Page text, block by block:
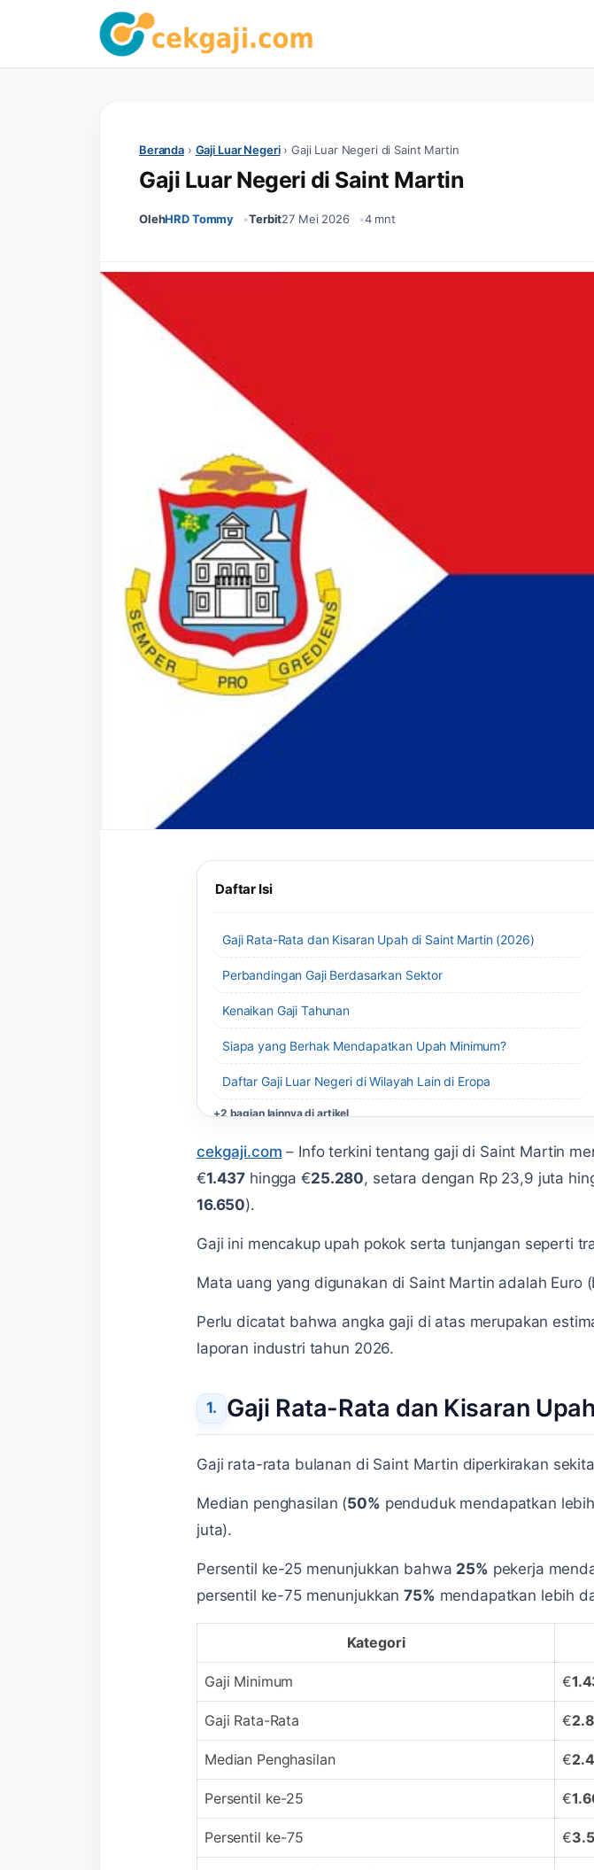
Beranda › Gaji Luar Negeri› Gaji Luar Negeri di Saint Martin
Gaji Luar Negeri di Saint Martin
OlehHRD Tommy Terbit27 Mei 2026 4 mnt
Daftar Isi
Gaji Rata-Rata dan Kisaran Upah di Saint Martin (2026)
Perbandingan Gaji Berdasarkan Sektor
Kenaikan Gaji Tahunan
Siapa yang Berhak Mendapatkan Upah Minimum?
Daftar Gaji Luar Negeri di Wilayah Lain di Eropa
+2 bagian lainnya di artikel
cekgaji.com – Info terkini tentang gaji di Saint Martin
€1.437 hingga €25.280, setara dengan Rp 23,9 juta
16.650).
Gaji ini mencakup upah pokok serta tunjangan seperti
Mata uang yang digunakan di Saint Martin adalah Euro
Perlu dicatat bahwa angka gaji di atas merupakan
laporan industri tahun 2026.
Gaji Rata-Rata dan Kisaran
Gaji rata-rata bulanan di Saint Martin diperkirakan
Median penghasilan (50% penduduk mendapatkan
juta).
Persentil ke-25 menunjukkan bahwa 25% pekerja
persentil ke-75 menunjukkan75% mendapatkan lebih
Kategori
Gaji Minimum €
Gaji Rata-Rata €
Median Penghasilan €
Persentil ke-25 €
Persentil ke-75 €